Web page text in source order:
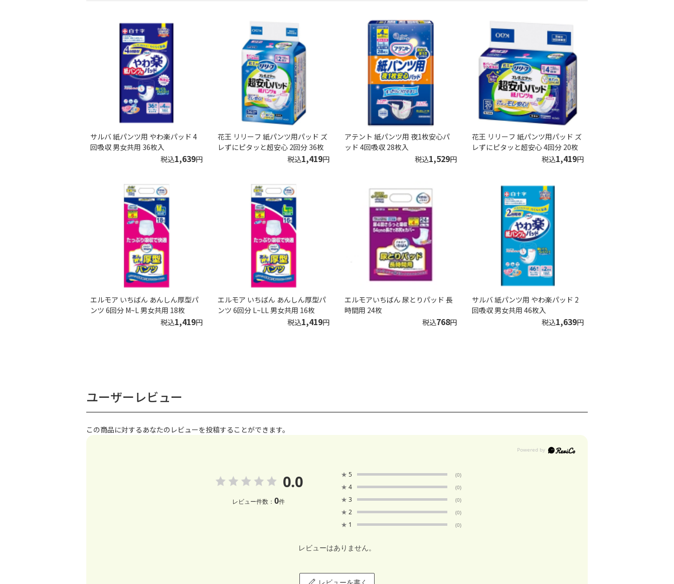
サルバ 紙パンツ用 やわ楽パッド 4
回吸収 男女共用 36枚入
税込1,639円
花王 リリーフ 紙パンツ用パッド ズ
レずにピタッと超安心 2回分 36枚
税込1,419円
アテント 紙パンツ用 夜1枚安心パ
ッド 4回吸収 28枚入
税込1,529円
花王 リリーフ 紙パンツ用パッド ズ
レずにピタッと超安心 4回分 20枚
税込1,419円
エルモア いちばん あんしん厚型パ
ンツ 6回分 M~L 男女共用 18枚
税込1,419円
エルモア いちばん あんしん厚型パ
ンツ 6回分 L~LL 男女共用 16枚
税込1,419円
エルモアいちばん 尿とりパッド 長
時間用 24枚
税込768円
サルバ 紙パンツ用 やわ楽パッド 2
回吸収 男女共用 46枚入
税込1,639円
ユーザーレビュー
この商品に対するあなたのレビューを投稿することができます。
0.0
レビュー件数： 0件
★ 5 (0)
★ 4 (0)
★ 3 (0)
★ 2 (0)
★ 1 (0)
レビューはありません。